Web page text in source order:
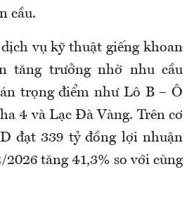
cầu.
vụ kỹ thuật giếng khoan
tăng trưởng nhờ nhu cầu
trọng điểm như Lô B – Ô
4 và Lạc Đà Vàng. Trên cơ
đạt 339 tỷ đồng lợi nhuận
tăng 41,3% so với cùng